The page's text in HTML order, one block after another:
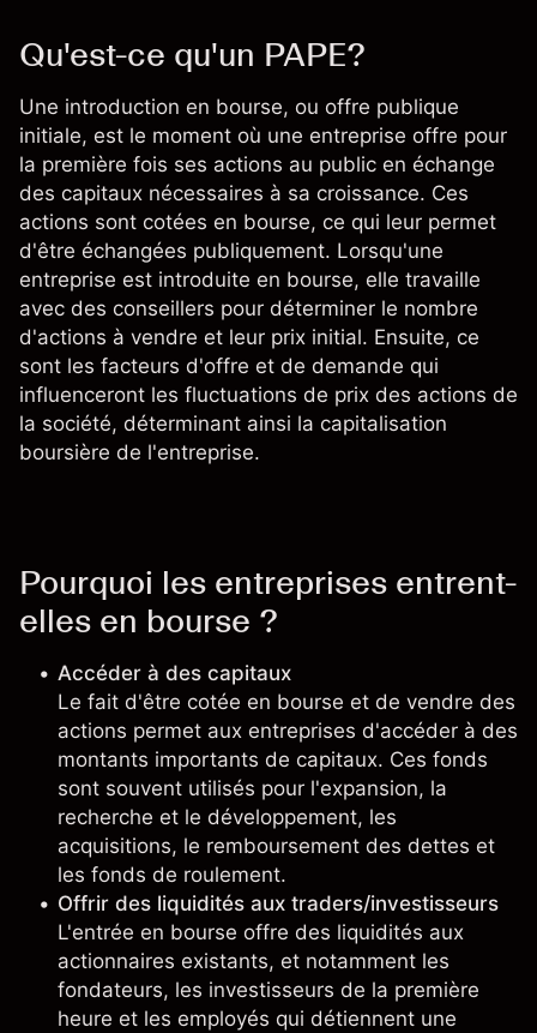
Qu'est-ce qu'un PAPE?
Une introduction en bourse, ou offre publique
initiale, est le moment où une entreprise offre pour
la première fois ses actions au public en échange
des capitaux nécessaires à sa croissance. Ces
actions sont cotées en bourse, ce qui leur permet
d'être échangées publiquement. Lorsqu'une
entreprise est introduite en bourse, elle travaille
avec des conseillers pour déterminer le nombre
d'actions à vendre et leur prix initial. Ensuite, ce
sont les facteurs d'offre et de demande qui
influenceront les fluctuations de prix des actions de
la société, déterminant ainsi la capitalisation
boursière de l'entreprise.
Pourquoi les entreprises entrent-
elles en bourse ?
Accéder à des capitaux
Le fait d'être cotée en bourse et de vendre des
actions permet aux entreprises d'accéder à des
montants importants de capitaux. Ces fonds
sont souvent utilisés pour l'expansion, la
recherche et le développement, les
acquisitions, le remboursement des dettes et
les fonds de roulement.
Offrir des liquidités aux traders/investisseurs
L'entrée en bourse offre des liquidités aux
actionnaires existants, et notamment les
fondateurs, les investisseurs de la première
heure et les employés qui détiennent une